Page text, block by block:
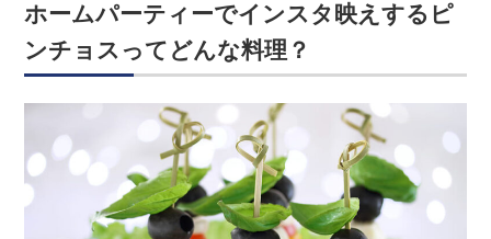
ホームパーティーでインスタ映えするピ
ンチョスってどんな料理？